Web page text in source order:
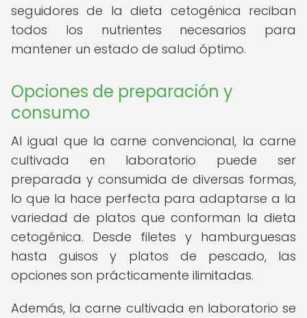
seguidores de la dieta cetogénica reciban
todos los nutrientes necesarios para
mantener un estado de salud óptimo.
Opciones de preparación y
consumo
Al igual que la carne convencional, la carne
cultivada en laboratorio puede ser
preparada y consumida de diversas formas,
lo que la hace perfecta para adaptarse a la
variedad de platos que conforman la dieta
cetogénica. Desde filetes y hamburguesas
hasta guisos y platos de pescado, las
opciones son prácticamente ilimitadas.
Además, la carne cultivada en laboratorio se